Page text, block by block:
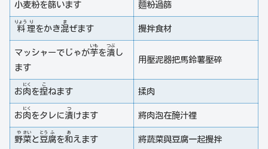
小麦粉を篩います 麵粉過篩
料
りょう
理
り
をかき混
ま
ぜます 攪拌食材
マッシャーでじゃが芋
いも
を潰
つぶ
し
ます
用壓泥器把馬鈴薯壓碎
お肉
にく
を捏
こ
ねます 揉肉
お肉
にく
をタレに漬
つ
けます 將肉泡在醃汁裡
野
や
菜
さい
と豆
とう
腐
ふ
を和
あ
えます 將蔬菜與豆腐一起攪拌